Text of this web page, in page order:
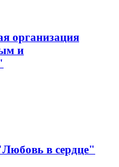
организация
и
в сердце"